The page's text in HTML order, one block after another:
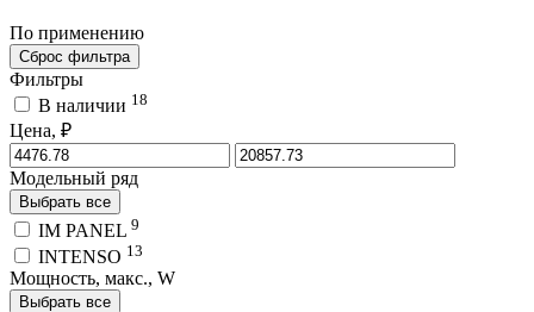
По применению
Сброс фильтра
Фильтры
В наличии 18
Цена, ₽
Модельный ряд
Выбрать все
IM PANEL 9
INTENSO 13
Мощность, макс., W
Выбрать все